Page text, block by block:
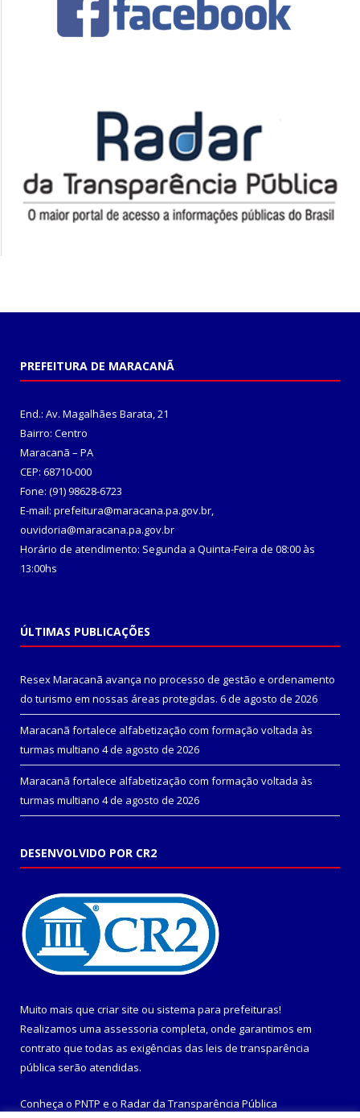
PREFEITURA DE MARACANÃ
End.: Av. Magalhães Barata, 21
Bairro: Centro
Maracanã – PA
CEP: 68710-000
Fone: (91) 98628-6723
E-mail: prefeitura@maracana.pa.gov.br,
ouvidoria@maracana.pa.gov.br
Horário de atendimento: Segunda a Quinta-Feira de 08:00 às
13:00hs
ÚLTIMAS PUBLICAÇÕES
Resex Maracanã avança no processo de gestão e ordenamento
do turismo em nossas áreas protegidas. 6 de agosto de 2026
Maracanã fortalece alfabetização com formação voltada às
turmas multiano 4 de agosto de 2026
Maracanã fortalece alfabetização com formação voltada às
turmas multiano 4 de agosto de 2026
DESENVOLVIDO POR CR2
Muito mais que criar site ou sistema para prefeituras!
Realizamos uma assessoria completa, onde garantimos em
contrato que todas as exigências das leis de transparência
pública serão atendidas.
Conheça o PNTP e o Radar da Transparência Pública